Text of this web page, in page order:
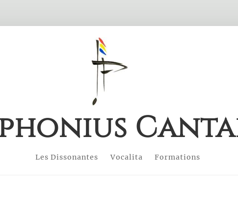
Les Dissonantes Vocalita Formations